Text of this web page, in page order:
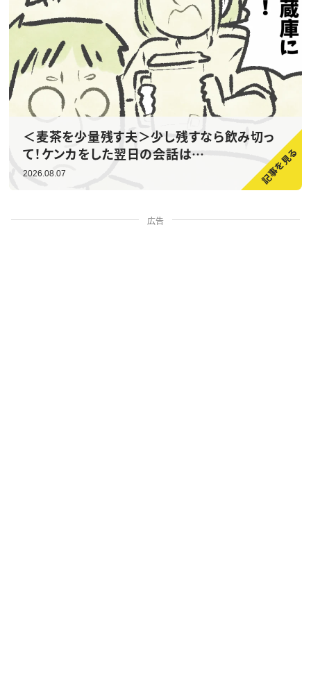
＜麦茶を少量残す夫＞少し残すなら飲み切っ
て！ケンカをした翌日の会話は…
2026.08.07
広告